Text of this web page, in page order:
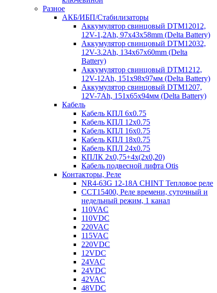
Разное
АКБ/ИБП/Стабилизаторы
Аккумулятор свинцовый DTM12012,
12V-1,2Ah, 97х43х58mm (Delta Battery)
Аккумулятор свинцовый DTM12032,
12V-3.2Ah, 134x67x60mm (Delta
Battery)
Аккумулятор свинцовый DTM1212,
12V-12Ah, 151х98х97мм (Delta Battery)
Аккумулятор свинцовый DTM1207,
12V-7Ah, 151х65х94мм (Delta Battery)
Кабель
Кабель КПЛ 6х0.75
Кабель КПЛ 12х0.75
Кабель КПЛ 16х0.75
Кабель КПЛ 18х0.75
Кабель КПЛ 24х0.75
КПЛК 2х0,75+4х(2х0,20)
Кабель подвесной лифта Otis
Контакторы, Реле
NR4-63G 12-18A CHINT Тепловое реле
CCT15400, Реле времени, суточный и
недельный режим, 1 канал
110VAC
110VDC
220VAC
115VAC
220VDC
12VDC
24VAC
24VDC
42VAC
48VDC